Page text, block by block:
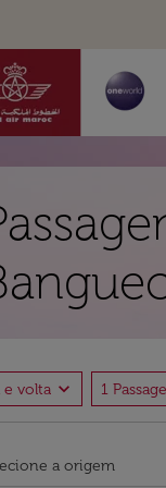
e volta expand_more 1